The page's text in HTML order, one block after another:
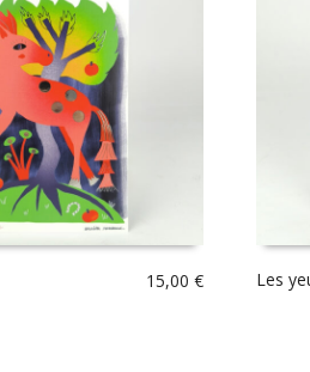
15,00 €
Les